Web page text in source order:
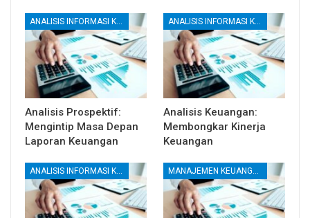
ANALISIS INFORMASI KEUANGAN
Analisis Prospektif:
Mengintip Masa Depan
Laporan Keuangan
ANALISIS INFORMASI KEUANGAN
Analisis Keuangan:
Membongkar Kinerja
Keuangan
ANALISIS INFORMASI KEUANGAN MANAJEMEN KEUANGAN